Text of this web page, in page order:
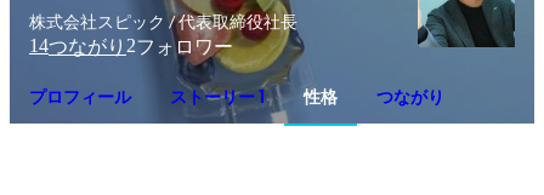
株式会社スピック / 代表取締役社長
14つながり 2フォロワー
プロフィール ストーリー 1 性格 つながり